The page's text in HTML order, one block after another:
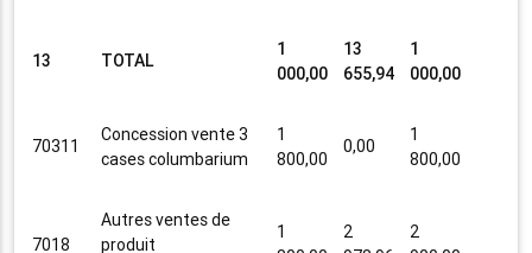
13 TOTAL
1
000,00
13
655,94
1
000,00
70311
Concession vente 3
cases columbarium
1
800,00
0,00
1
800,00
7018
Autres ventes de
produit
1
2
2